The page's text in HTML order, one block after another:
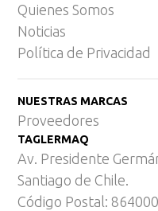
Quienes Somos
Noticias
Política de Privacidad
NUESTRAS MARCAS
Proveedores
TAGLERMAQ
Av. Presidente
Santiago de Chile.
Código Postal: